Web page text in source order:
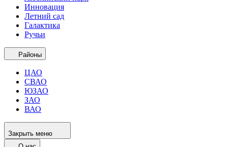
Инновация
Летний сад
Галактика
Ручьи
Районы
ЦАО
СВАО
ЮЗАО
ЗАО
ВАО
Закрыть меню